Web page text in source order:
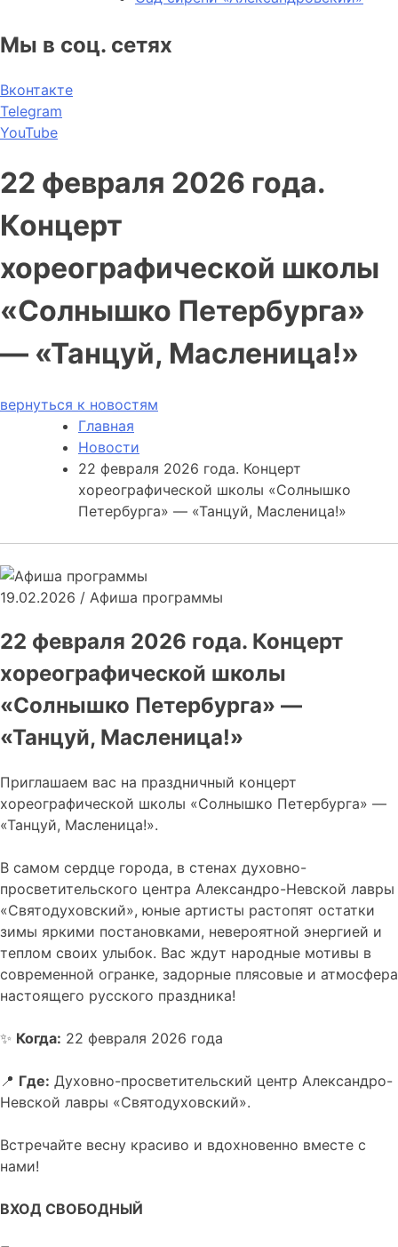
Мы в соц. сетях
Вконтакте
Telegram
YouTube
22 февраля 2026 года.
Концерт
хореографической школы
«Солнышко Петербурга»
— «Танцуй, Масленица!»
вернуться к новостям
Главная
Новости
22 февраля 2026 года. Концерт
хореографической школы «Солнышко
Петербурга» — «Танцуй, Масленица!»
19.02.2026 / Афиша программы
22 февраля 2026 года. Концерт
хореографической школы
«Солнышко Петербурга» —
«Танцуй, Масленица!»
Приглашаем вас на праздничный концерт
хореографической школы «Солнышко Петербурга» —
«Танцуй, Масленица!».
В самом сердце города, в стенах духовно-
просветительского центра Александро-Невской лавры
«Святодуховский», юные артисты растопят остатки
зимы яркими постановками, невероятной энергией и
теплом своих улыбок. Вас ждут народные мотивы в
современной огранке, задорные плясовые и атмосфера
настоящего русского праздника!
✨ Когда: 22 февраля 2026 года
📍 Где: Духовно-просветительский центр Александро-
Невской лавры «Святодуховский».
Встречайте весну красиво и вдохновенно вместе с
нами!
ВХОД СВОБОДНЫЙ